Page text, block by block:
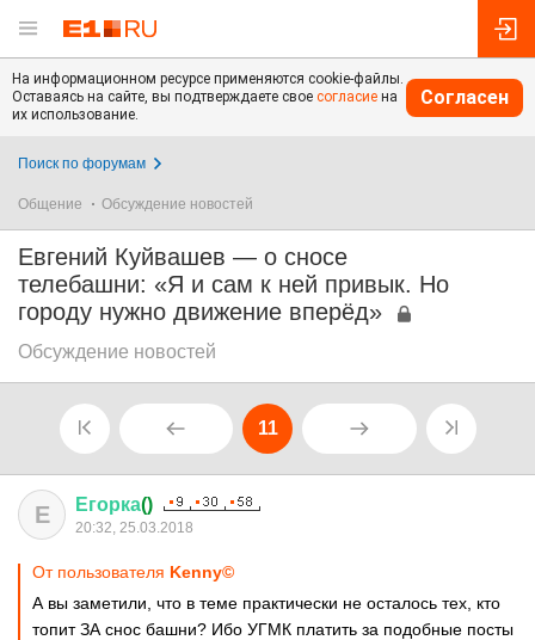
На информационном ресурсе применяются cookie-файлы.
Оставаясь на сайте, вы подтверждаете свое согласие на
их использование.
Согласен
Поиск по форумам
Общение Обсуждение новостей
Евгений Куйвашев — о сносе
телебашни: «Я и сам к ней привык. Но
городу нужно движение вперёд»
Обсуждение новостей
11
Е Егорка()
20:32, 25.03.2018
От пользователя Kenny©
А вы заметили, что в теме практически не осталось тех, кто
топит ЗА снос башни? Ибо УГМК платить за подобные посты